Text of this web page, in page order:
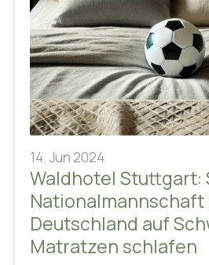
14. Jun 2024
Waldhotel Stuttgart:
Nationalmannschaft
Deutschland auf
Matratzen schlafen